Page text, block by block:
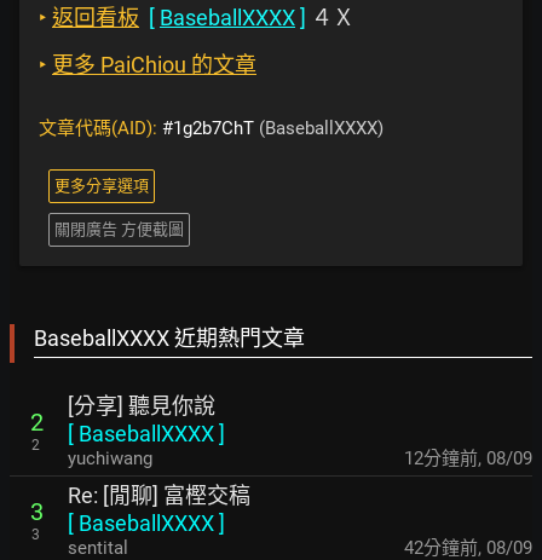
‣ 返回看板 [ BaseballXXXX] ４Ｘ
‣ 更多 PaiChiou 的文章
文章代碼(AID): #1g2b7ChT (BaseballXXXX)
更多分享選項
關閉廣告 方便截圖
BaseballXXXX 近期熱門文章
2
2
[分享] 聽見你說
[ BaseballXXXX]
yuchiwang 12分鐘前, 08/09
3
3
Re: [閒聊] 富樫交稿
[ BaseballXXXX]
sentital 42分鐘前, 08/09